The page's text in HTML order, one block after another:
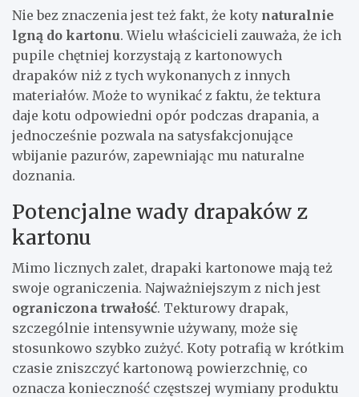
Nie bez znaczenia jest też fakt, że koty naturalnie
lgną do kartonu. Wielu właścicieli zauważa, że ich
pupile chętniej korzystają z kartonowych
drapaków niż z tych wykonanych z innych
materiałów. Może to wynikać z faktu, że tektura
daje kotu odpowiedni opór podczas drapania, a
jednocześnie pozwala na satysfakcjonujące
wbijanie pazurów, zapewniając mu naturalne
doznania.
Potencjalne wady drapaków z
kartonu
Mimo licznych zalet, drapaki kartonowe mają też
swoje ograniczenia. Najważniejszym z nich jest
ograniczona trwałość. Tekturowy drapak,
szczególnie intensywnie używany, może się
stosunkowo szybko zużyć. Koty potrafią w krótkim
czasie zniszczyć kartonową powierzchnię, co
oznacza konieczność częstszej wymiany produktu